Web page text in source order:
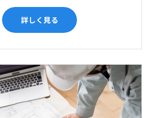
詳しく見る